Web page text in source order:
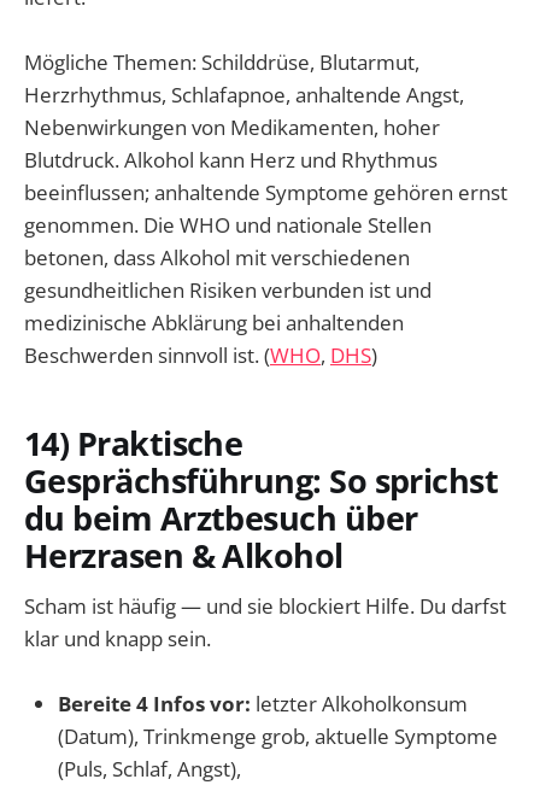
Mögliche Themen: Schilddrüse, Blutarmut,
Herzrhythmus, Schlafapnoe, anhaltende Angst,
Nebenwirkungen von Medikamenten, hoher
Blutdruck. Alkohol kann Herz und Rhythmus
beeinflussen; anhaltende Symptome gehören ernst
genommen. Die WHO und nationale Stellen
betonen, dass Alkohol mit verschiedenen
gesundheitlichen Risiken verbunden ist und
medizinische Abklärung bei anhaltenden
Beschwerden sinnvoll ist. (WHO, DHS)
14) Praktische
Gesprächsführung: So sprichst
du beim Arztbesuch über
Herzrasen & Alkohol
Scham ist häufig — und sie blockiert Hilfe. Du darfst
klar und knapp sein.
Bereite 4 Infos vor: letzter Alkoholkonsum
(Datum), Trinkmenge grob, aktuelle Symptome
(Puls, Schlaf, Angst),